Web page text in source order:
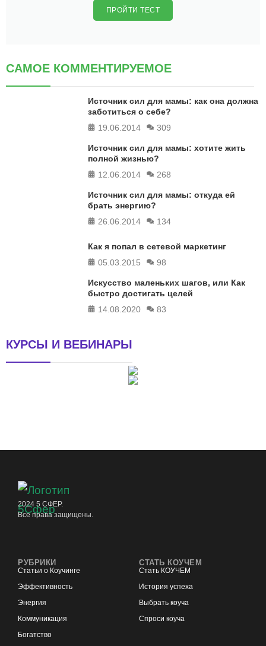
ПРОЙТИ ТЕСТ
САМОЕ КОММЕНТИРУЕМОЕ
Источник сил для мамы: как она должна
заботиться о себе?
19.06.2014
309
Источник сил для мамы: хотите жить
полной жизнью?
12.06.2014
268
Источник сил для мамы: откуда ей
брать энергию?
26.06.2014
134
Как я попал в сетевой маркетинг
05.03.2015
98
Искусство маленьких шагов, или Как
быстро достигать целей
14.08.2020
83
КУРСЫ И ВЕБИНАРЫ
2024 5 СФЕР.
Все права защищены.
РУБРИКИ
Статьи о Коучинге
Эффективность
Энергия
Коммуникация
Богатство
СТАТЬ КОУЧЕМ
Стать КОУЧЕМ
История успеха
Выбрать коуча
Спроси коуча